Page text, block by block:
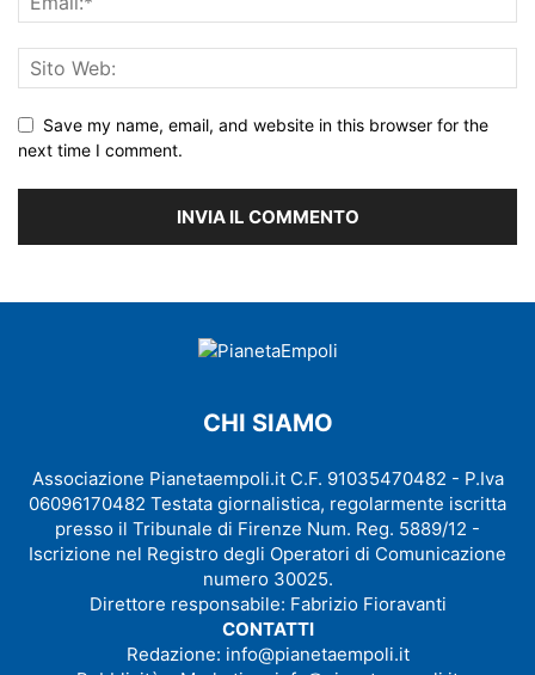
Save my name, email, and website in this browser for the
next time I comment.
CHI SIAMO
Associazione Pianetaempoli.it C.F. 91035470482 - P.Iva
06096170482 Testata giornalistica, regolarmente iscritta
presso il Tribunale di Firenze Num. Reg. 5889/12 -
Iscrizione nel Registro degli Operatori di Comunicazione
numero 30025.
Direttore responsabile: Fabrizio Fioravanti
CONTATTI
Redazione: info@pianetaempoli.it